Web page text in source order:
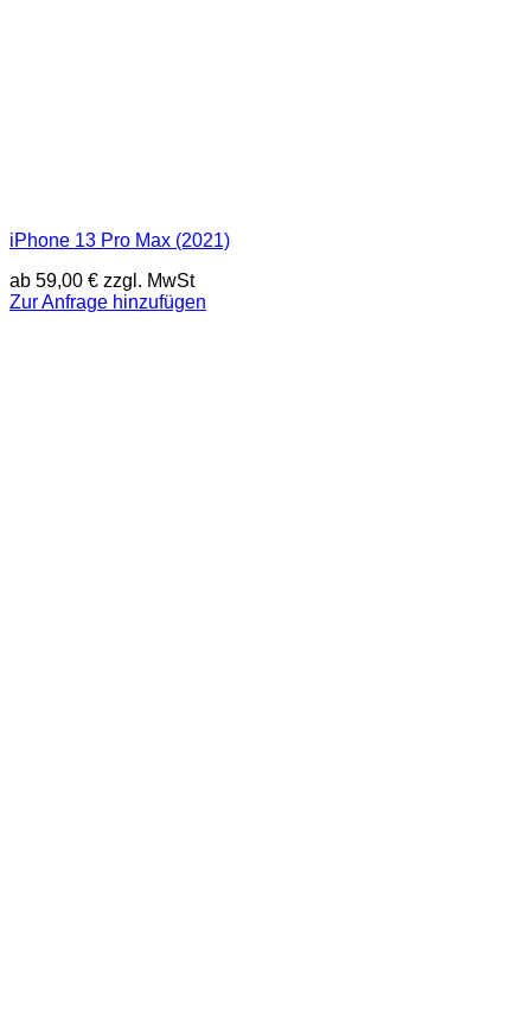
iPhone 13 Pro Max (2021)
ab 59,00 € zzgl. MwSt
Zur Anfrage hinzufügen